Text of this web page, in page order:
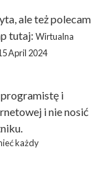
ale też polecam
tutaj: Wirtualna
April 2024
programistę i
i nie nosić
każdy